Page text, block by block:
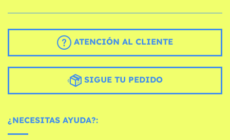
ATENCIÓN AL CLIENTE
SIGUE TU PEDIDO
¿NECESITAS AYUDA?: